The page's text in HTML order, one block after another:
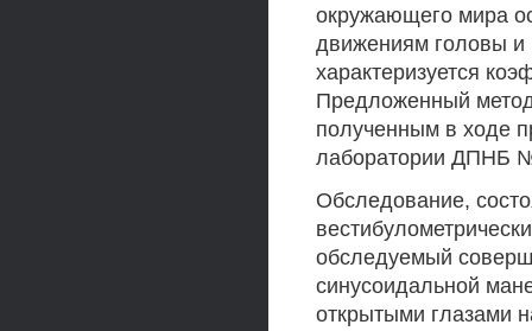
окружающего мира
движениям головы и
характеризуется
Предложенный
полученным в ходе
лаборатории ДПНБ
Обследование,
обследуемый
синусоидальной
открытыми глазами